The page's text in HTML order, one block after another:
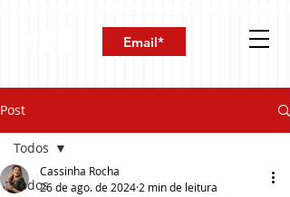
Post
Todos
Todos
Cassinha Rocha
26 de ago. de 2024 2 min de leitura